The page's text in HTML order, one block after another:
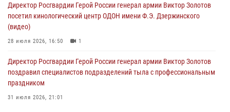
08 августа 2026, 06:32 1
Директор Росгвардии Герой России генерал армии Виктор Золотов
посетил кинологический центр ОДОН имени Ф.Э. Дзержинского
(видео)
28 июля 2026, 16:50 1
Директор Росгвардии Герой России генерал армии Виктор Золотов
поздравил специалистов подразделений тыла с профессиональным
праздником
31 июля 2026, 21:01